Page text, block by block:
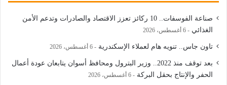
صناعة الفوسفات.. 10 ركائز تعزز الاقتصاد والصادرات وتدعم الأمن
الغذائي
6 أغسطس، 2026
تاون جاس.. تنويه هام لعملاء الإسكندرية 6 أغسطس، 2026
بعد توقف منذ 2022.. وزير البترول ومحافظ أسوان يتابعان عودة أعمال
الحفر والإنتاج بحقل البركة
6 أغسطس، 2026